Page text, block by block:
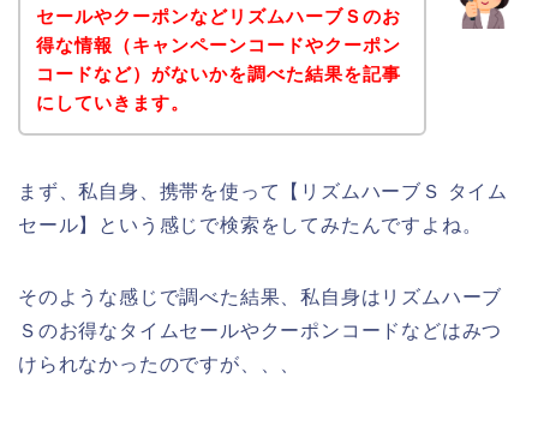
セールやクーポンなどリズムハーブＳのお
得な情報（キャンペーンコードやクーポン
コードなど）がないかを調べた結果を記事
にしていきます。
まず、私自身、携帯を使って【リズムハーブＳ タイム
セール】という感じで検索をしてみたんですよね。
そのような感じで調べた結果、私自身はリズムハーブ
Ｓのお得なタイムセールやクーポンコードなどはみつ
けられなかったのですが、、、